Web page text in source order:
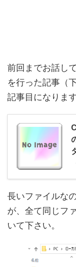
前回までお話し
を行った記事（
記事目になります
長いファイルな
が、全て同じフ
いて下さい。